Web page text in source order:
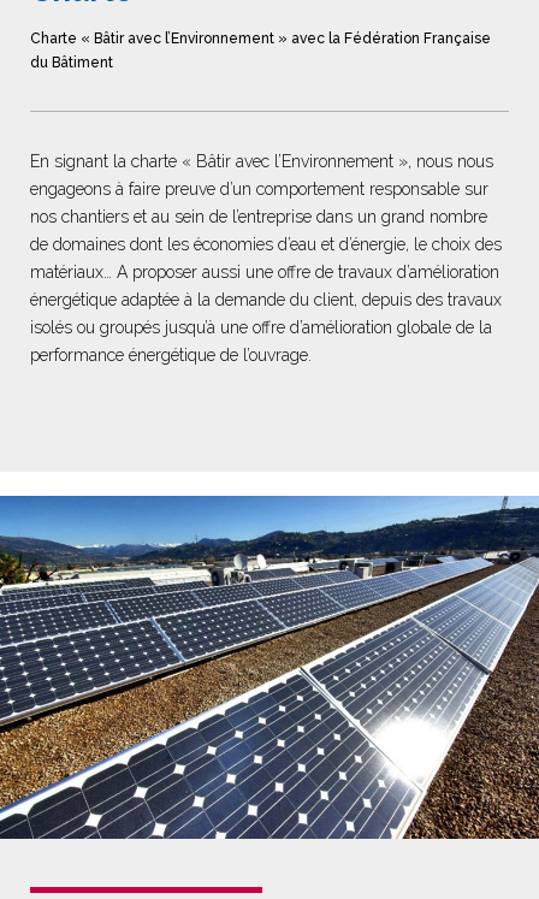
Charte « Bâtir avec l’Environnement » avec la Fédération Française
du Bâtiment
En signant la charte « Bâtir avec l’Environnement », nous nous
engageons à faire preuve d’un comportement responsable sur
nos chantiers et au sein de l’entreprise dans un grand nombre
de domaines dont les économies d’eau et d’énergie, le choix des
matériaux… A proposer aussi une offre de travaux d’amélioration
énergétique adaptée à la demande du client, depuis des travaux
isolés ou groupés jusqu’à une offre d’amélioration globale de la
performance énergétique de l’ouvrage.